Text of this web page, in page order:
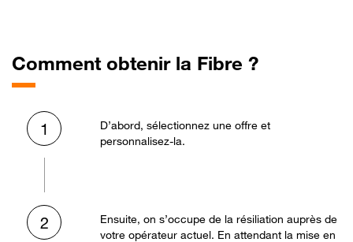
Comment obtenir la Fibre ?
1
D’abord, sélectionnez une offre et
personnalisez-la.
2
Ensuite, on s’occupe de la résiliation auprès de
votre opérateur actuel. En attendant la mise en